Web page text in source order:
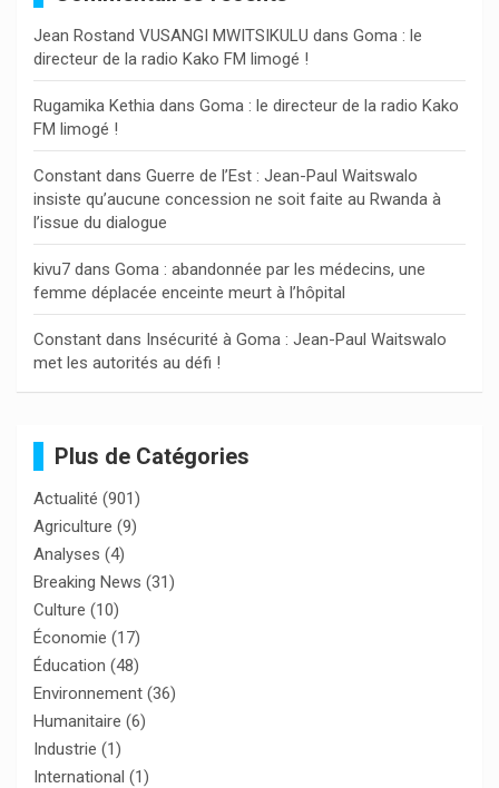
c
h
e
r
Jean Rostand VUSANGI MWITSIKULU dans Goma : le
directeur de la radio Kako FM limogé !
Rugamika Kethia dans Goma : le directeur de la radio Kako
FM limogé !
Constant dans Guerre de l’Est : Jean-Paul Waitswalo
insiste qu’aucune concession ne soit faite au Rwanda à
l’issue du dialogue
kivu7 dans Goma : abandonnée par les médecins, une
femme déplacée enceinte meurt à l’hôpital
Constant dans Insécurité à Goma : Jean-Paul Waitswalo
met les autorités au défi !
Plus de Catégories
Actualité (901)
Agriculture (9)
Analyses (4)
Breaking News (31)
Culture (10)
Économie (17)
Éducation (48)
Environnement (36)
Humanitaire (6)
Industrie (1)
International (1)